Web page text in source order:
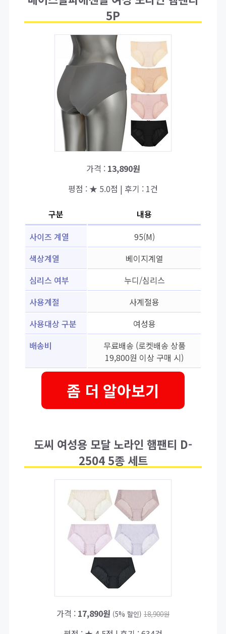
5P
가격 : 13,890원
평점 : ★ 5.0점 | 후기 : 1건
구분
내용
사이즈 계열
95(M)
색상계열
베이지계열
심리스 여부
누디/심리스
사용계절
사계절용
사용대상 구분
여성용
배송비
무료배송 (로켓배송 상품
19,800원 이상 구매 시)
좀 더 알아보기
도씨 여성용 모달 노라인 햄팬티 D-
2504 5종 세트
가격 : 17,890원 (5% 할인) 18,900원